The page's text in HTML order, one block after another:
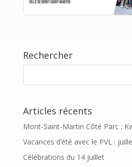
Rechercher
Articles récents
Mont-Saint-Martin Côté Parc :
Vacances d’été avec le PVL :
Célébrations du 14 juillet